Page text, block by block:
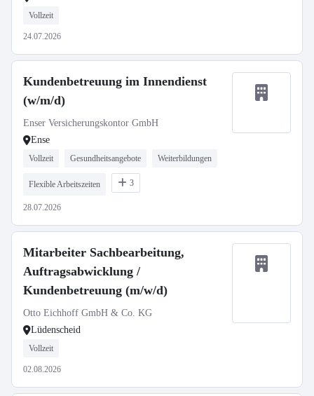
Vollzeit
24.07.2026
Kundenbetreuung im Innendienst
(w/m/d)
Enser Versicherungskontor GmbH
Ense
Vollzeit Gesundheitsangebote Weiterbildungen
Flexible Arbeitszeiten 3
28.07.2026
Mitarbeiter Sachbearbeitung,
Auftragsabwicklung /
Kundenbetreuung (m/w/d)
Otto Eichhoff GmbH & Co. KG
Lüdenscheid
Vollzeit
02.08.2026